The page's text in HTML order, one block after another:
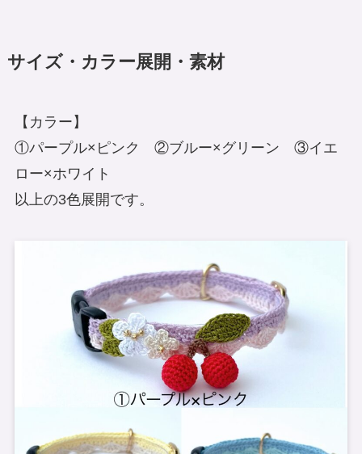
サイズ・カラー展開・素材
【カラー】
①パープル×ピンク ②ブルー×グリーン ③イエ
ロー×ホワイト
以上の3色展開です。